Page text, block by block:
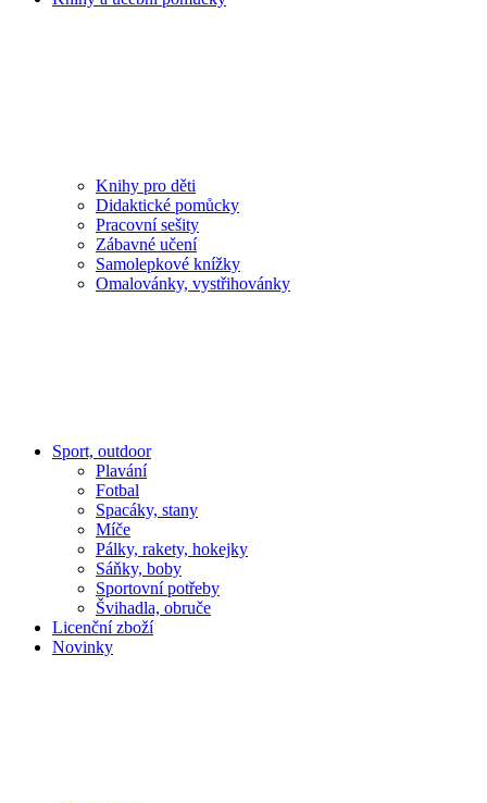
Knihy pro děti
Didaktické pomůcky
Pracovní sešity
Zábavné učení
Samolepkové knížky
Omalovánky, vystřihovánky
Sport, outdoor
Plavání
Fotbal
Spacáky, stany
Míče
Pálky, rakety, hokejky
Sáňky, boby
Sportovní potřeby
Švihadla, obruče
Licenční zboží
Novinky